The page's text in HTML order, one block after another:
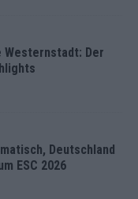
Westernstadt: Der
Deutschland
ESC 2026